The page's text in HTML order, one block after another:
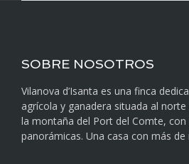
SOBRE NOSOTROS
Vilanova d’Isanta es una finca
agrícola y ganadera situada al
la montaña del Port del Comte, con
panorámicas. Una casa con más